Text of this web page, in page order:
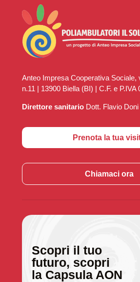
Anteo Impresa Cooperativa Sociale,
n.11 | 13900 Biella (BI) | C.F. e P.IVA
Direttore sanitario Dott. Flavio Doni
Prenota la tua
Chiamaci ora
Scopri il tuo
futuro, scopri
la Capsula AON